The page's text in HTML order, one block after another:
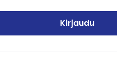
Kirjaudu